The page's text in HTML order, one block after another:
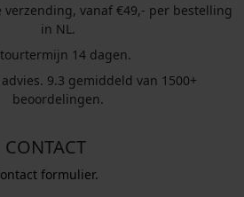
verzending, vanaf €49,- per bestelling
in NL.
14 dagen.
9.3 gemiddeld van 1500+
beoordelingen.
CONTACT
formulier.